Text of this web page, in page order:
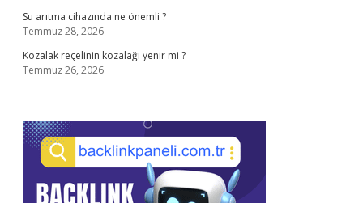
Su arıtma cihazında ne önemli ?
Temmuz 28, 2026
Kozalak reçelinin kozalağı yenir mi ?
Temmuz 26, 2026